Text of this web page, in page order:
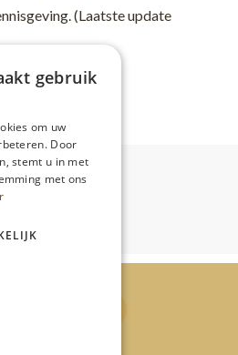
(Laatste update
gebruik
om uw
Door
stemt u in met
met ons